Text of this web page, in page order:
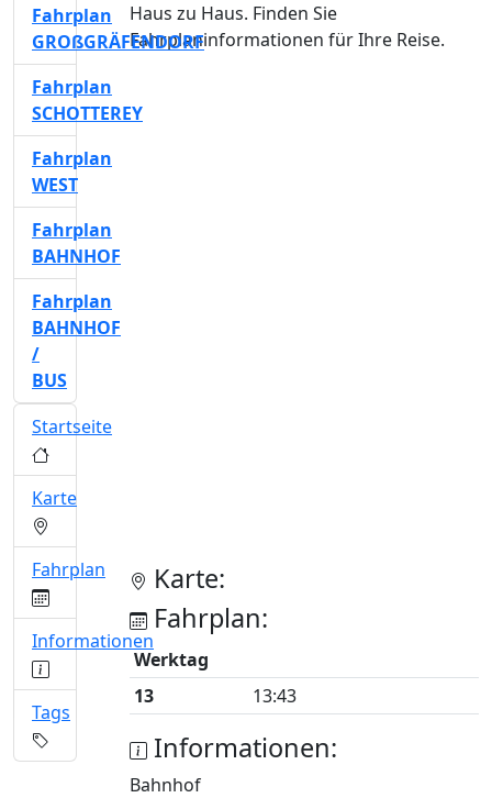
Haus zu Haus. Finden Sie
Fahrplaninformationen für Ihre Reise.
Karte:
Fahrplan:
Werktag
13
13:43
Informationen:
Bahnhof
Fahrplan
GROßGRÄFENDORF
Fahrplan
SCHOTTEREY
Fahrplan
WEST
Fahrplan
BAHNHOF
Fahrplan
BAHNHOF
/
BUS
Startseite
Karte
Fahrplan
Informationen
Tags